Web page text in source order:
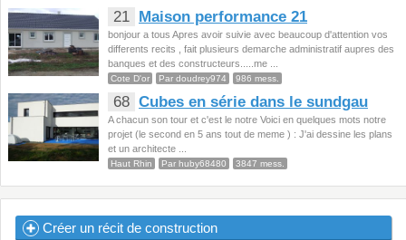
21 Maison performance 21
bonjour a tous Apres avoir suivie avec beaucoup d'attention vos
differents recits , fait plusieurs demarche administratif aupres des
banques et des constructeurs.....me ...
Cote D'or Par doudrey974 986 mess.
68 Cubes en série dans le sundgau
A chacun son tour et c'est le notre Voici en quelques mots notre
projet (le second en 5 ans tout de meme ) : J'ai dessine les plans
et un architecte ...
Haut Rhin Par huby68480 3847 mess.
Créer un récit de construction